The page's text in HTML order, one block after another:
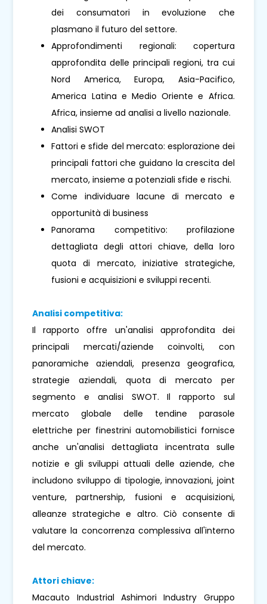
dei consumatori in evoluzione che
plasmano il futuro del settore.
Approfondimenti regionali: copertura
approfondita delle principali regioni, tra cui
Nord America, Europa, Asia-Pacifico,
America Latina e Medio Oriente e Africa.
Africa, insieme ad analisi a livello nazionale.
Analisi SWOT
Fattori e sfide del mercato: esplorazione dei
principali fattori che guidano la crescita del
mercato, insieme a potenziali sfide e rischi.
Come individuare lacune di mercato e
opportunità di business
Panorama competitivo: profilazione
dettagliata degli attori chiave, della loro
quota di mercato, iniziative strategiche,
fusioni e acquisizioni e sviluppi recenti.
Analisi competitiva:
Il rapporto offre un'analisi approfondita dei
principali mercati/aziende coinvolti, con
panoramiche aziendali, presenza geografica,
strategie aziendali, quota di mercato per
segmento e analisi SWOT. Il rapporto sul
mercato globale delle tendine parasole
elettriche per finestrini automobilistici fornisce
anche un'analisi dettagliata incentrata sulle
notizie e gli sviluppi attuali delle aziende, che
includono sviluppo di tipologie, innovazioni, joint
venture, partnership, fusioni e acquisizioni,
alleanze strategiche e altro. Ciò consente di
valutare la concorrenza complessiva all'interno
del mercato.
Attori chiave:
Macauto Industrial Ashimori Industry Gruppo